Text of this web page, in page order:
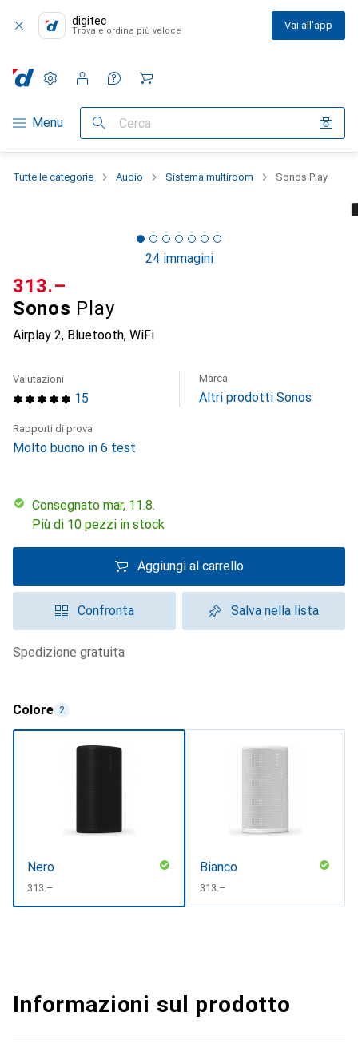
digitec
Trova e ordina più veloce Vai all'app
Categoria Navigazione
Menu Cerca
Impostazioni
Conto cliente
Liste di confronto
Liste dei desideri
Carrello
Tutte le categorie Audio Sistema multiroom Sonos Play
24 immagini
Sonos Play
Airplay 2, Bluetooth, WiFi
CHF
313.–
15
Valutazioni Marca
Altri prodotti Sonos
Rapporti di prova
Molto buono in 6 test
Consegnato mar, 11.8.
Più di 10 pezzi in stock
Aggiungi al carrello
Confronta Salva nella lista
spedizione gratuita
Colore 2
Nero
CHF
313.–
Bianco
CHF
313.–
Informazioni sul prodotto